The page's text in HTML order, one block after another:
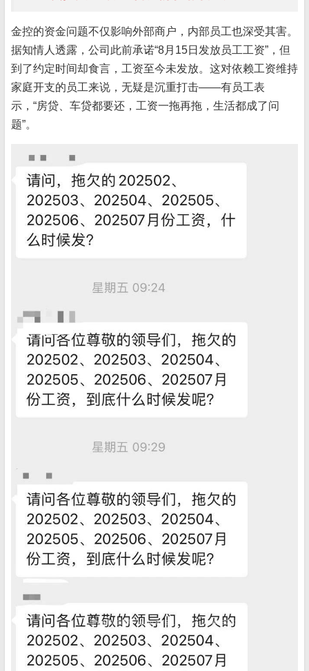
金控的资金问题不仅影响外部商户，内部员工也深受其害。
据知情人透露，公司此前承诺“8月15日发放员工工资”，但
到了约定时间却食言，工资至今未发放。这对依赖工资维持
家庭开支的员工来说，无疑是沉重打击——有员工表
示，“房贷、车贷都要还，工资一拖再拖，生活都成了问
题”。